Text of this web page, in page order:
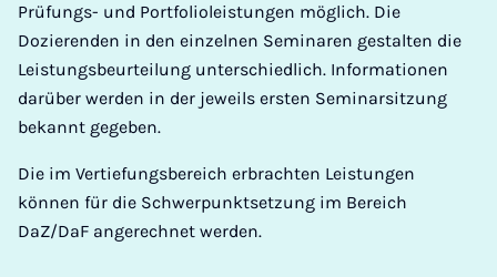
Prüfungs- und Portfolioleistungen möglich. Die
Dozierenden in den einzelnen Seminaren gestalten die
Leistungsbeurteilung unterschiedlich. Informationen
darüber werden in der jeweils ersten Seminarsitzung
bekannt gegeben.
Die im Vertiefungsbereich erbrachten Leistungen
können für die Schwerpunktsetzung im Bereich
DaZ/DaF angerechnet werden.